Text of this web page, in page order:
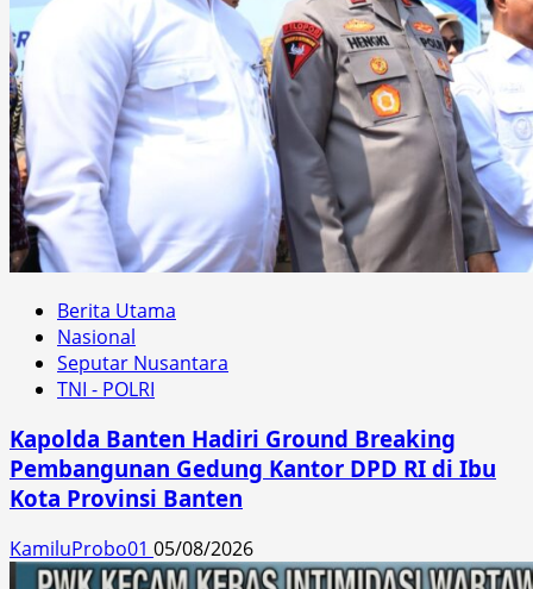
Berita Utama
Nasional
Seputar Nusantara
TNI - POLRI
Kapolda Banten Hadiri Ground Breaking
Pembangunan Gedung Kantor DPD RI di Ibu
Kota Provinsi Banten
KamiluProbo01 05/08/2026